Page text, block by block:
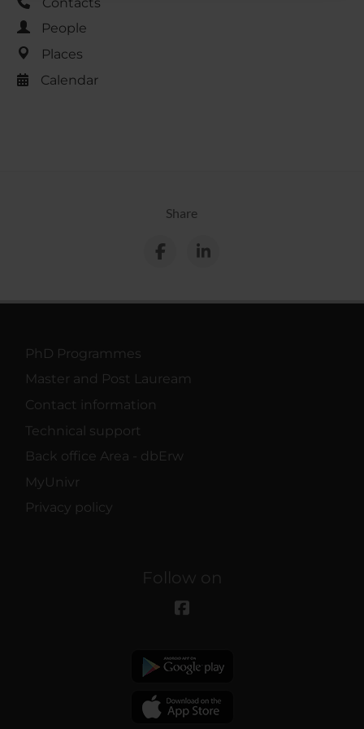
raccolto dal tuo utilizzo dei loro servizi.
People
Places
Calendar
Share
PhD Programmes
Master and Post Lauream
Contact information
Technical support
Back office Area - dbErw
MyUnivr
Privacy policy
Follow on